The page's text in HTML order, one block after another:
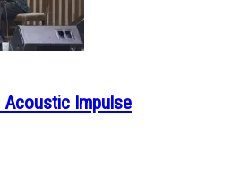
Acoustic Impulse